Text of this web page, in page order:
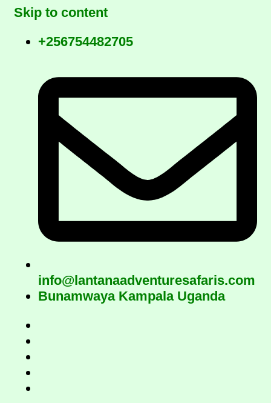
Skip to content
+256754482705
info@lantanaadventuresafaris.com
Bunamwaya Kampala Uganda